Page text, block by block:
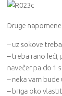
Druge
– uz sokove
– treba rano leći,
navečer pa do 1
– neka vam
– briga oko